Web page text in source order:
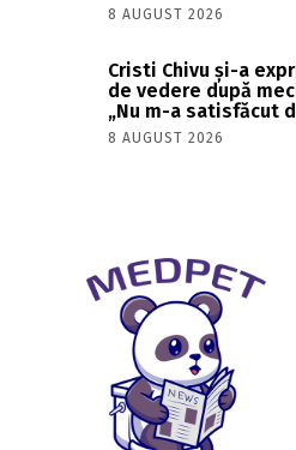
8 AUGUST 2026
Cristi Chivu și-a
de vedere după
„Nu m-a satisfăcut
8 AUGUST 2026